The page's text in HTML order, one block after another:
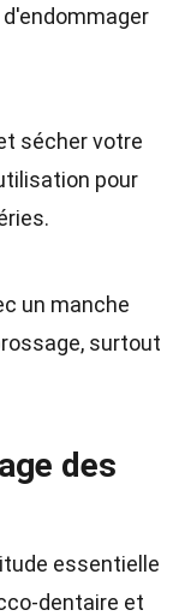
sécher votre
pour
un manche
surtout
des
essentielle
dentaire et